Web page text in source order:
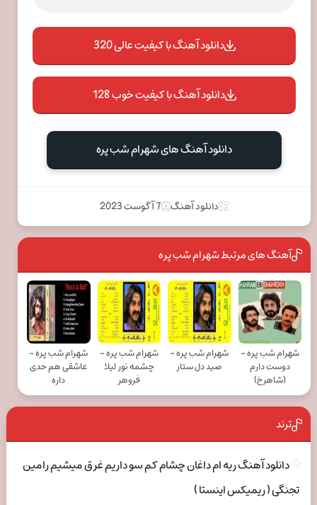
دانلود آهنگ با کیفیت عالی 320
دانلود آهنگ با کیفیت خوب 128
دانلود آهنگ های شهرام شب پره
دانلود آهنگ 7 آگوست 2023
آهنگ های مرتبط شهرام شب پره
شهرام شب پره -
دوست دارم
(شاهرخ)
شهرام شب پره -
صید دل ستار
شهرام شب پره -
چشمه نور لیلا
فروهر
شهرام شب پره -
عاشقی هم حدی
داره
ترند
دانلود آهنگ ریه ام داغان چشام کم سو داریم غرق میشیم رامین
تجنگی ( ریمیکس اینستا )